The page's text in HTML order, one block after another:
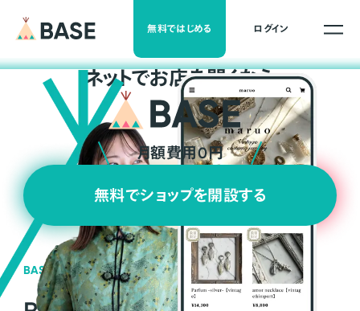
無料ではじめる ログイン
ネットでお店を開くなら
月額費用0円
無料でショップを開設する
BASEの強み